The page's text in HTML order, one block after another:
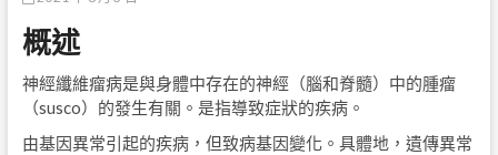
概述
神經纖維瘤病是與身體中存在的神經（腦和脊髓）中的腫瘤
（susco）的發生有關。是指導致症狀的疾病。
由基因異常引起的疾病，但致病基因變化。具體地，遺傳異常